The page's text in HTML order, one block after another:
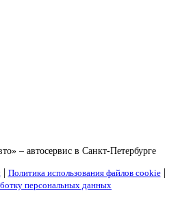
– автосервис в Санкт-Петербурге
| Политика использования файлов cookie|
персональных данных